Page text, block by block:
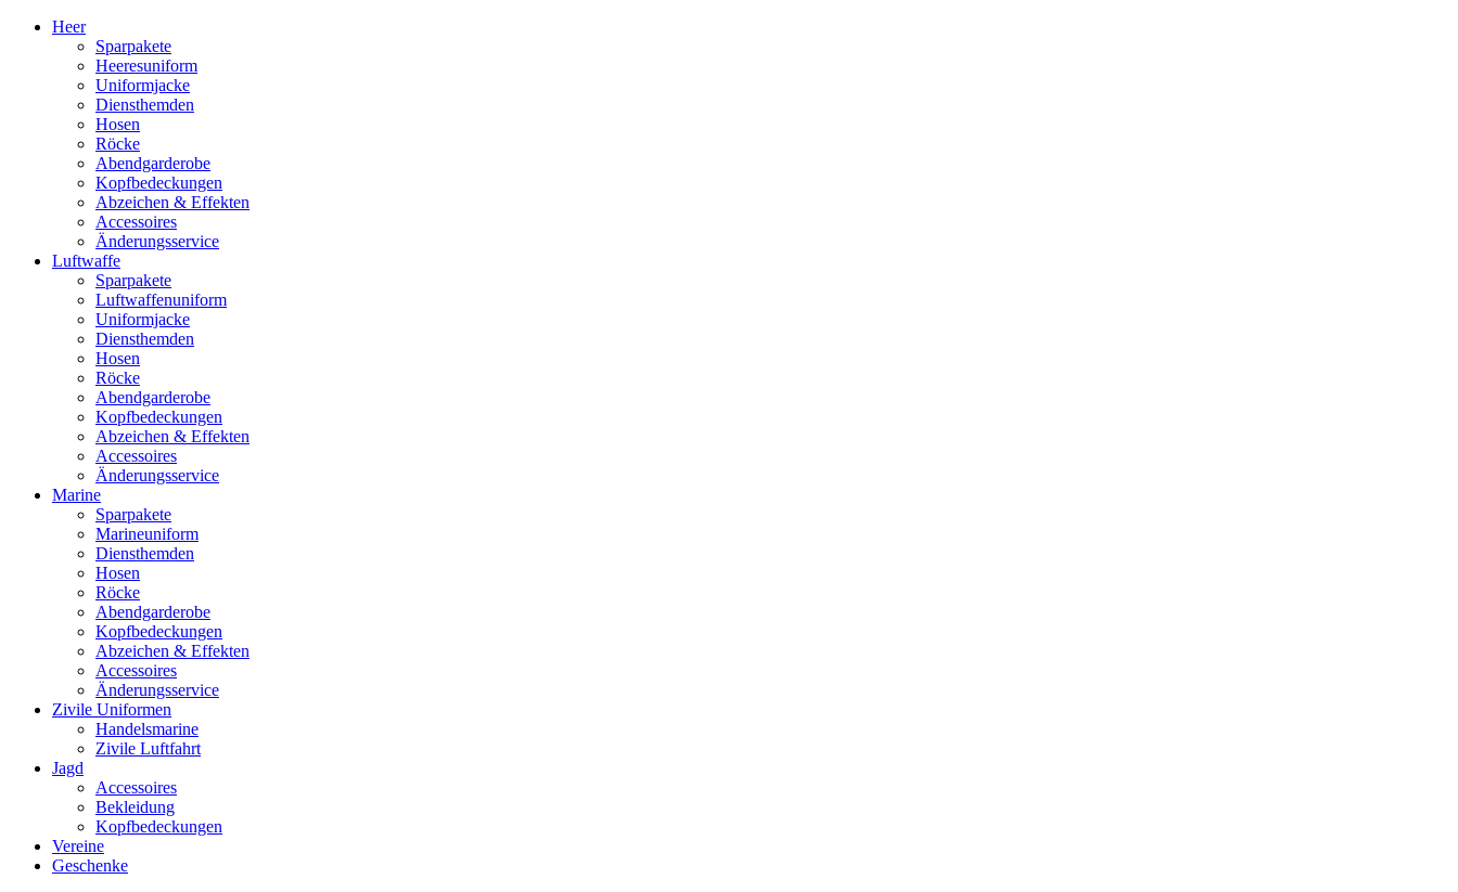
Heer
Sparpakete
Heeresuniform
Uniformjacke
Diensthemden
Hosen
Röcke
Abendgarderobe
Kopfbedeckungen
Abzeichen & Effekten
Accessoires
Änderungsservice
Luftwaffe
Sparpakete
Luftwaffenuniform
Uniformjacke
Diensthemden
Hosen
Röcke
Abendgarderobe
Kopfbedeckungen
Abzeichen & Effekten
Accessoires
Änderungsservice
Marine
Sparpakete
Marineuniform
Diensthemden
Hosen
Röcke
Abendgarderobe
Kopfbedeckungen
Abzeichen & Effekten
Accessoires
Änderungsservice
Zivile Uniformen
Handelsmarine
Zivile Luftfahrt
Jagd
Accessoires
Bekleidung
Kopfbedeckungen
Vereine
Geschenke